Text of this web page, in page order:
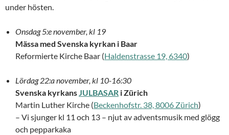
under hösten.
Onsdag 5:e november, kl 19
Mässa med Svenska kyrkan i Baar
Reformierte Kirche Baar (Haldenstrasse 19, 6340)
Lördag 22:a november, kl 10-16:30
Svenska kyrkansJULBASAR i Zürich
Martin Luther Kirche (Beckenhofstr. 38, 8006 Zürich)
– Vi sjunger kl 11 och 13 – njut av adventsmusik med glögg
och pepparkaka